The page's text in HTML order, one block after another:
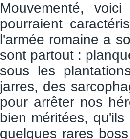
Mouvementé,
pourraient
l'armée romaine a
sont partout :
sous les
jarres, des
pour arrêter nos
bien méritées,
quelques rares